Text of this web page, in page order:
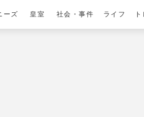
ーズ 皇室 社会・事件 ライフ